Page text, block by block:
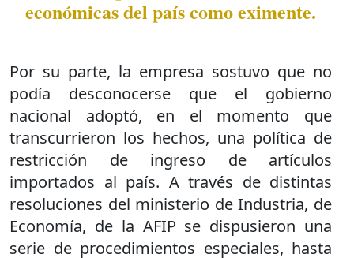
económicas del país como eximente.
Por su parte, la empresa sostuvo que no
podía desconocerse que el gobierno
nacional adoptó, en el momento que
transcurrieron los hechos, una política de
restricción de ingreso de artículos
importados al país. A través de distintas
resoluciones del ministerio de Industria, de
Economía, de la AFIP se dispusieron una
serie de procedimientos especiales, hasta